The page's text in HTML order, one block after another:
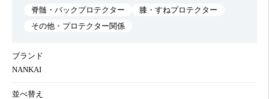
脊髄・バックプロテクター
膝・すねプロテクター
その他・プロテクター関係
ブランド
NANKAI
並べ替え